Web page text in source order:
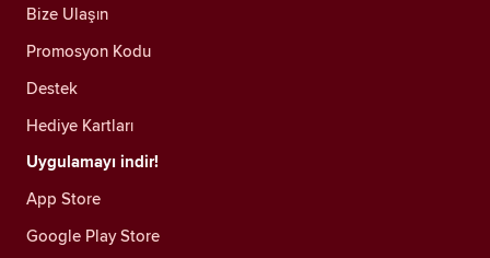
Bize Ulaşın
Promosyon Kodu
Destek
Hediye Kartları
Uygulamayı indir!
App Store
Google Play Store